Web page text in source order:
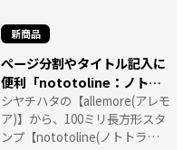
新商品
ページ分割やタイトル記入に
便利「nototoline：ノトト
ライン」
シヤチハタの【allemore(アレモ
ア)】から、100ミリ長方形スタ
ンプ【nototoline(ノトトライ